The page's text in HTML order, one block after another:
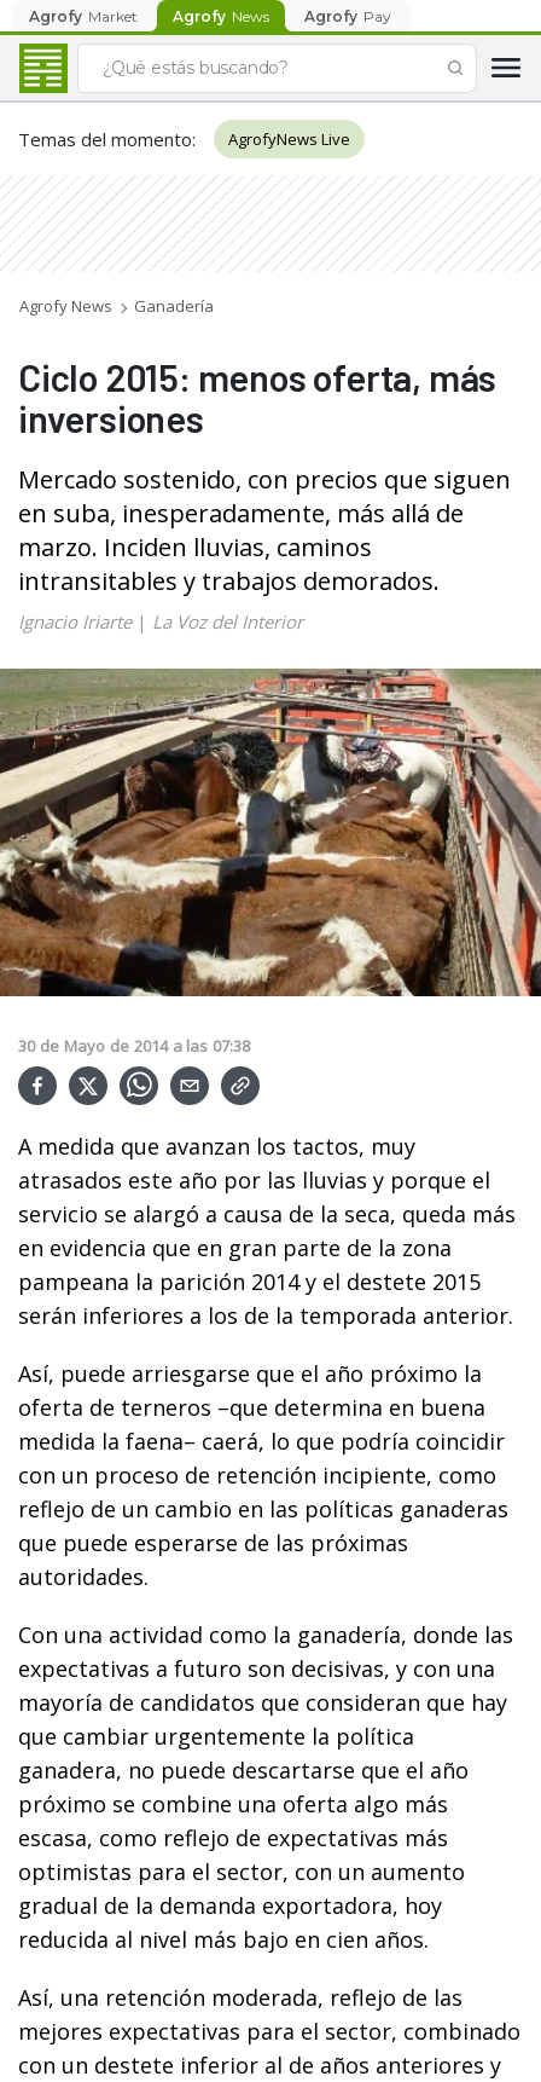
Agrofy Market Agrofy News Agrofy Pay
Temas del momento: AgrofyNews Live
Agrofy News Ganadería
Ciclo 2015: menos oferta, más
inversiones
Mercado sostenido, con precios que siguen
en suba, inesperadamente, más allá de
marzo. Inciden lluvias, caminos
intransitables y trabajos demorados.
Ignacio Iriarte| La Voz del Interior
30 de Mayo de 2014 a las 07:38
A medida que avanzan los tactos, muy
atrasados este año por las lluvias y porque el
servicio se alargó a causa de la seca, queda más
en evidencia que en gran parte de la zona
pampeana la parición 2014 y el destete 2015
serán inferiores a los de la temporada anterior.
Así, puede arriesgarse que el año próximo la
oferta de terneros –que determina en buena
medida la faena– caerá, lo que podría coincidir
con un proceso de retención incipiente, como
reflejo de un cambio en las políticas ganaderas
que puede esperarse de las próximas
autoridades.
Con una actividad como la ganadería, donde las
expectativas a futuro son decisivas, y con una
mayoría de candidatos que consideran que hay
que cambiar urgentemente la política
ganadera, no puede descartarse que el año
próximo se combine una oferta algo más
escasa, como reflejo de expectativas más
optimistas para el sector, con un aumento
gradual de la demanda exportadora, hoy
reducida al nivel más bajo en cien años.
Así, una retención moderada, reflejo de las
mejores expectativas para el sector, combinado
con un destete inferior al de años anteriores y